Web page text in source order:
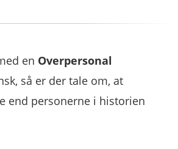
en Overpersonal
så er der tale om, at
end personerne i historien